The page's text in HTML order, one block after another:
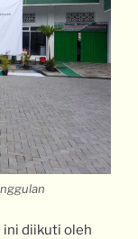
ini diikuti oleh